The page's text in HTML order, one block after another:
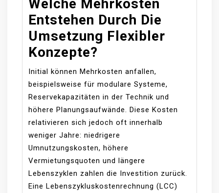
Welche Mehrkosten
Entstehen Durch Die
Umsetzung Flexibler
Konzepte?
Initial können Mehrkosten anfallen,
beispielsweise für modulare Systeme,
Reservekapazitäten in der Technik und
höhere Planungsaufwände. Diese Kosten
relativieren sich jedoch oft innerhalb
weniger Jahre: niedrigere
Umnutzungskosten, höhere
Vermietungsquoten und längere
Lebenszyklen zahlen die Investition zurück.
Eine Lebenszykluskostenrechnung (LCC)